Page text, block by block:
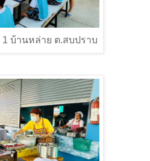
1 บ้านหล่าย ต.สบปราบ